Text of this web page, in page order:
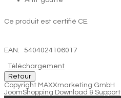
Ce produit est certifié CE.
EAN: 5404024106017
Téléchargement
Copyright MAXXmarketing GmbH
JoomShopping Download & Support